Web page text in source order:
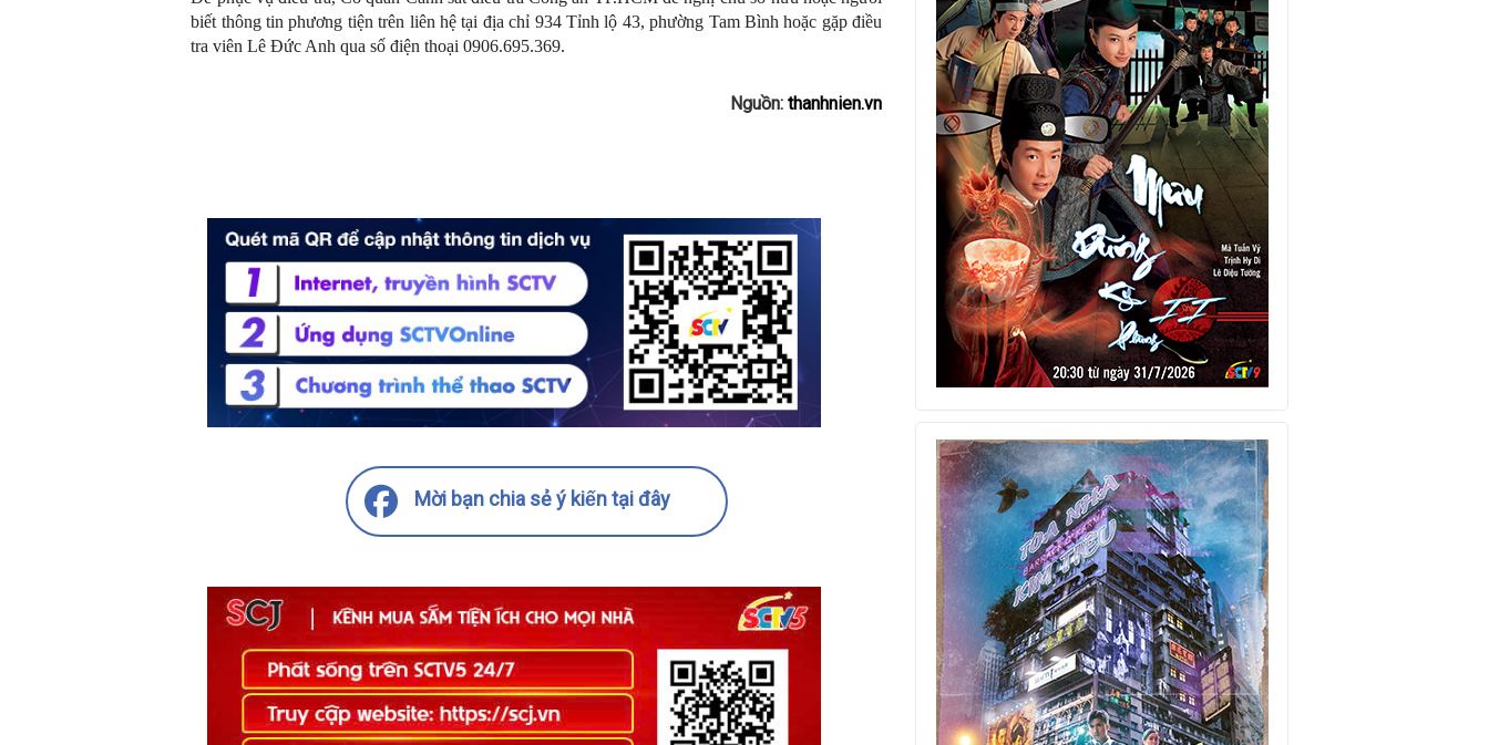
biết thông tin phương tiện trên liên hệ tại địa chỉ 934 Tỉnh lộ 43, phường Tam Bình hoặc gặp điều
tra viên Lê Đức Anh qua số điện thoại 0906.695.369.
Nguồn:thanhnien.vn
Mời bạn chia sẻ ý kiến tại đây